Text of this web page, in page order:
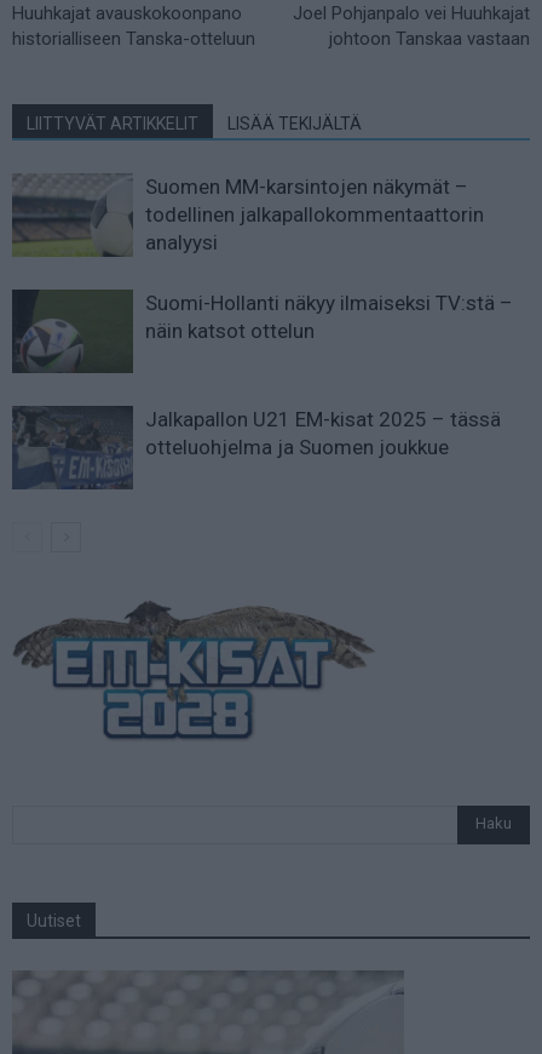
Huuhkajat avauskokoonpano
historialliseen Tanska-otteluun
Joel Pohjanpalo vei Huuhkajat
johtoon Tanskaa vastaan
LIITTYVÄT ARTIKKELIT LISÄÄ TEKIJÄLTÄ
Suomen MM-karsintojen näkymät –
todellinen jalkapallokommentaattorin
analyysi
Suomi-Hollanti näkyy ilmaiseksi TV:stä –
näin katsot ottelun
Jalkapallon U21 EM-kisat 2025 – tässä
otteluohjelma ja Suomen joukkue
Uutiset